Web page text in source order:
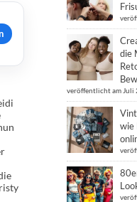
die
veröffentlicht am Juli
wie